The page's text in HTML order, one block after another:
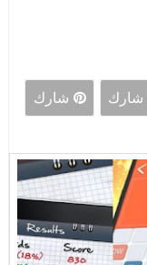
شارك شارك